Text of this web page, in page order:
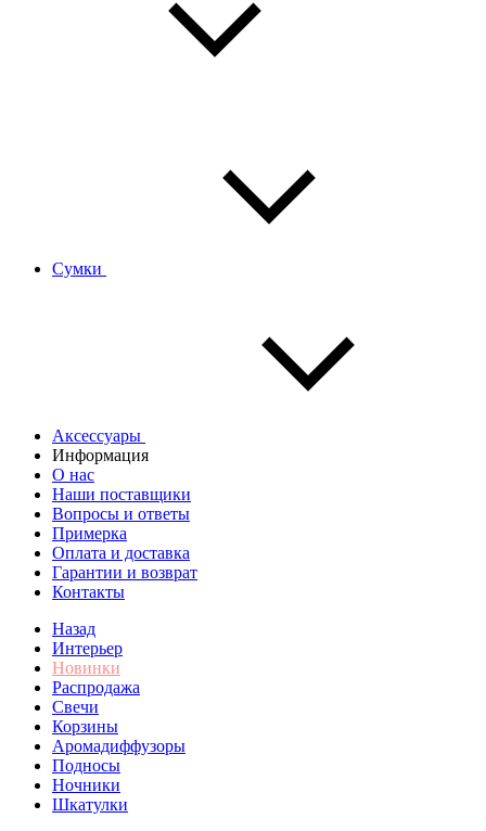
Сумки
Аксессуары
Информация
О нас
Наши поставщики
Вопросы и ответы
Примерка
Оплата и доставка
Гарантии и возврат
Контакты
Назад
Интерьер
Новинки
Распродажа
Свечи
Корзины
Аромадиффузоры
Подносы
Ночники
Шкатулки